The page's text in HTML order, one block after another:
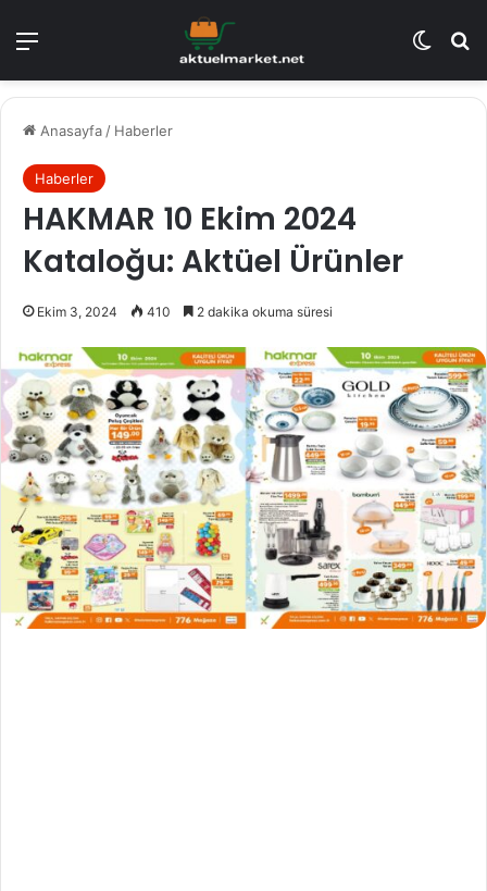
Dış
Anasayfa / Haberler
Haberler
HAKMAR 10 Ekim 2024
Kataloğu: Aktüel Ürünler
Ekim 3, 2024 410 2 dakika okuma süresi